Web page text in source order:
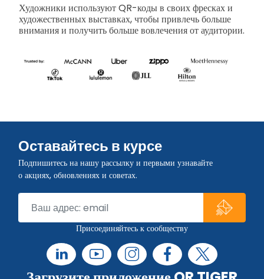
Художники используют QR-коды в своих фресках и
художественных выставках, чтобы привлечь больше
внимания и получить больше вовлечения от аудитории.
Оставайтесь в курсе
Подпишитесь на нашу рассылку и первыми узнавайте
о акциях, обновлениях и советах.
Присоединяйтесь к сообществу